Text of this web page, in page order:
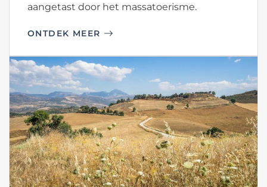
aangetast door het massatoerisme.
ONTDEK MEER